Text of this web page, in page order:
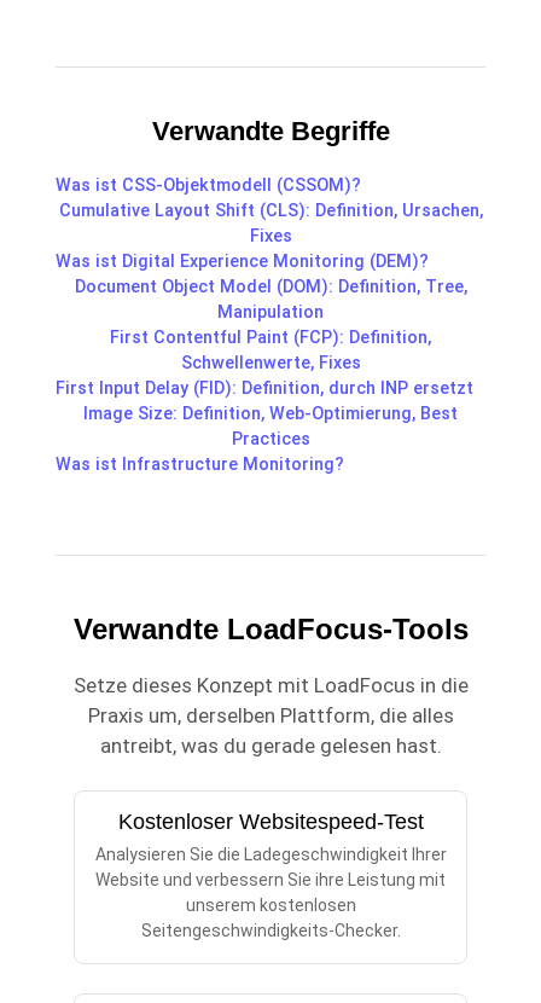
Verwandte Begriffe
Was ist CSS-Objektmodell (CSSOM)?
Cumulative Layout Shift (CLS): Definition, Ursachen,
Fixes
Was ist Digital Experience Monitoring (DEM)?
Document Object Model (DOM): Definition, Tree,
Manipulation
First Contentful Paint (FCP): Definition,
Schwellenwerte, Fixes
First Input Delay (FID): Definition, durch INP ersetzt
Image Size: Definition, Web-Optimierung, Best
Practices
Was ist Infrastructure Monitoring?
Verwandte LoadFocus-Tools
Setze dieses Konzept mit LoadFocus in die
Praxis um, derselben Plattform, die alles
antreibt, was du gerade gelesen hast.
Kostenloser Websitespeed-Test
Analysieren Sie die Ladegeschwindigkeit Ihrer
Website und verbessern Sie ihre Leistung mit
unserem kostenlosen
Seitengeschwindigkeits-Checker.